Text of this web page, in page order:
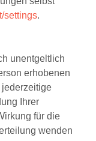
settings.
unentgeltlich
erhobenen
jederzeitige
Ihrer
für die
wenden